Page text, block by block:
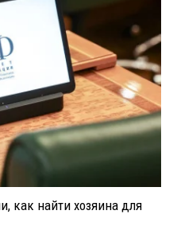
как найти хозяина для